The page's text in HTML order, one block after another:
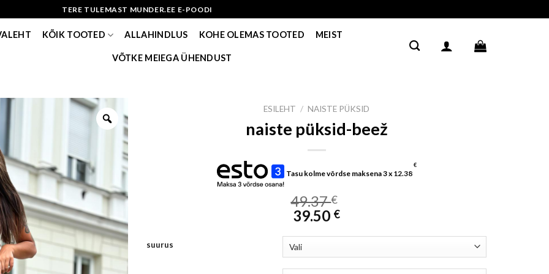
TERE TULEMAST MUNDER.EE E-POODI
KÕIK TOOTED ALLAHINDLUS KOHE OLEMAS TOOTED MEIST
VÕTKE MEIEGA ÜHENDUST
ESILEHT / NAISTE PÜKSID
naiste püksid-beež
Tasu kolme võrdse maksena 3 x 12.38
€
49.37€
39.50 €
suurus